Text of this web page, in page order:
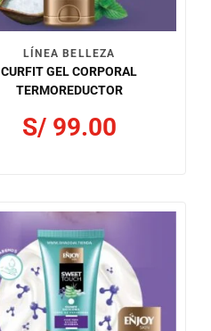
LÍNEA BELLEZA
CURFIT GEL CORPORAL
TERMOREDUCTOR
S/99.00